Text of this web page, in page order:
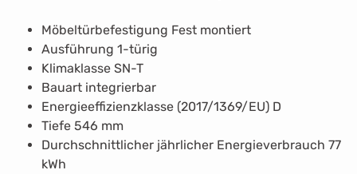
Möbeltürbefestigung Fest montiert
Ausführung 1-türig
Klimaklasse SN-T
Bauart integrierbar
Energieeffizienzklasse (2017/1369/EU) D
Tiefe 546 mm
Durchschnittlicher jährlicher Energieverbrauch 77
kWh